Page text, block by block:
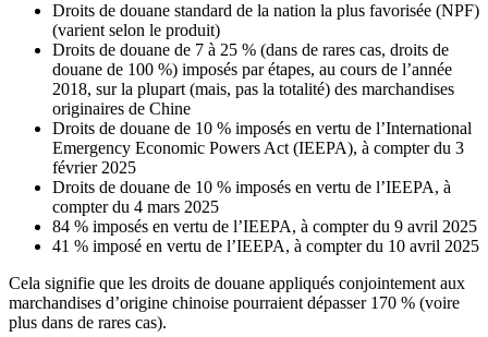
Droits de douane standard de la nation la plus favorisée (NPF)
(varient selon le produit)
Droits de douane de 7 à 25 % (dans de rares cas, droits de
douane de 100 %) imposés par étapes, au cours de l’année
2018, sur la plupart (mais, pas la totalité) des marchandises
originaires de Chine
Droits de douane de 10 % imposés en vertu de l’International
Emergency Economic Powers Act (IEEPA), à compter du 3
février 2025
Droits de douane de 10 % imposés en vertu de l’IEEPA, à
compter du 4 mars 2025
84 % imposés en vertu de l’IEEPA, à compter du 9 avril 2025
41 % imposé en vertu de l’IEEPA, à compter du 10 avril 2025
Cela signifie que les droits de douane appliqués conjointement aux
marchandises d’origine chinoise pourraient dépasser 170 % (voire
plus dans de rares cas).